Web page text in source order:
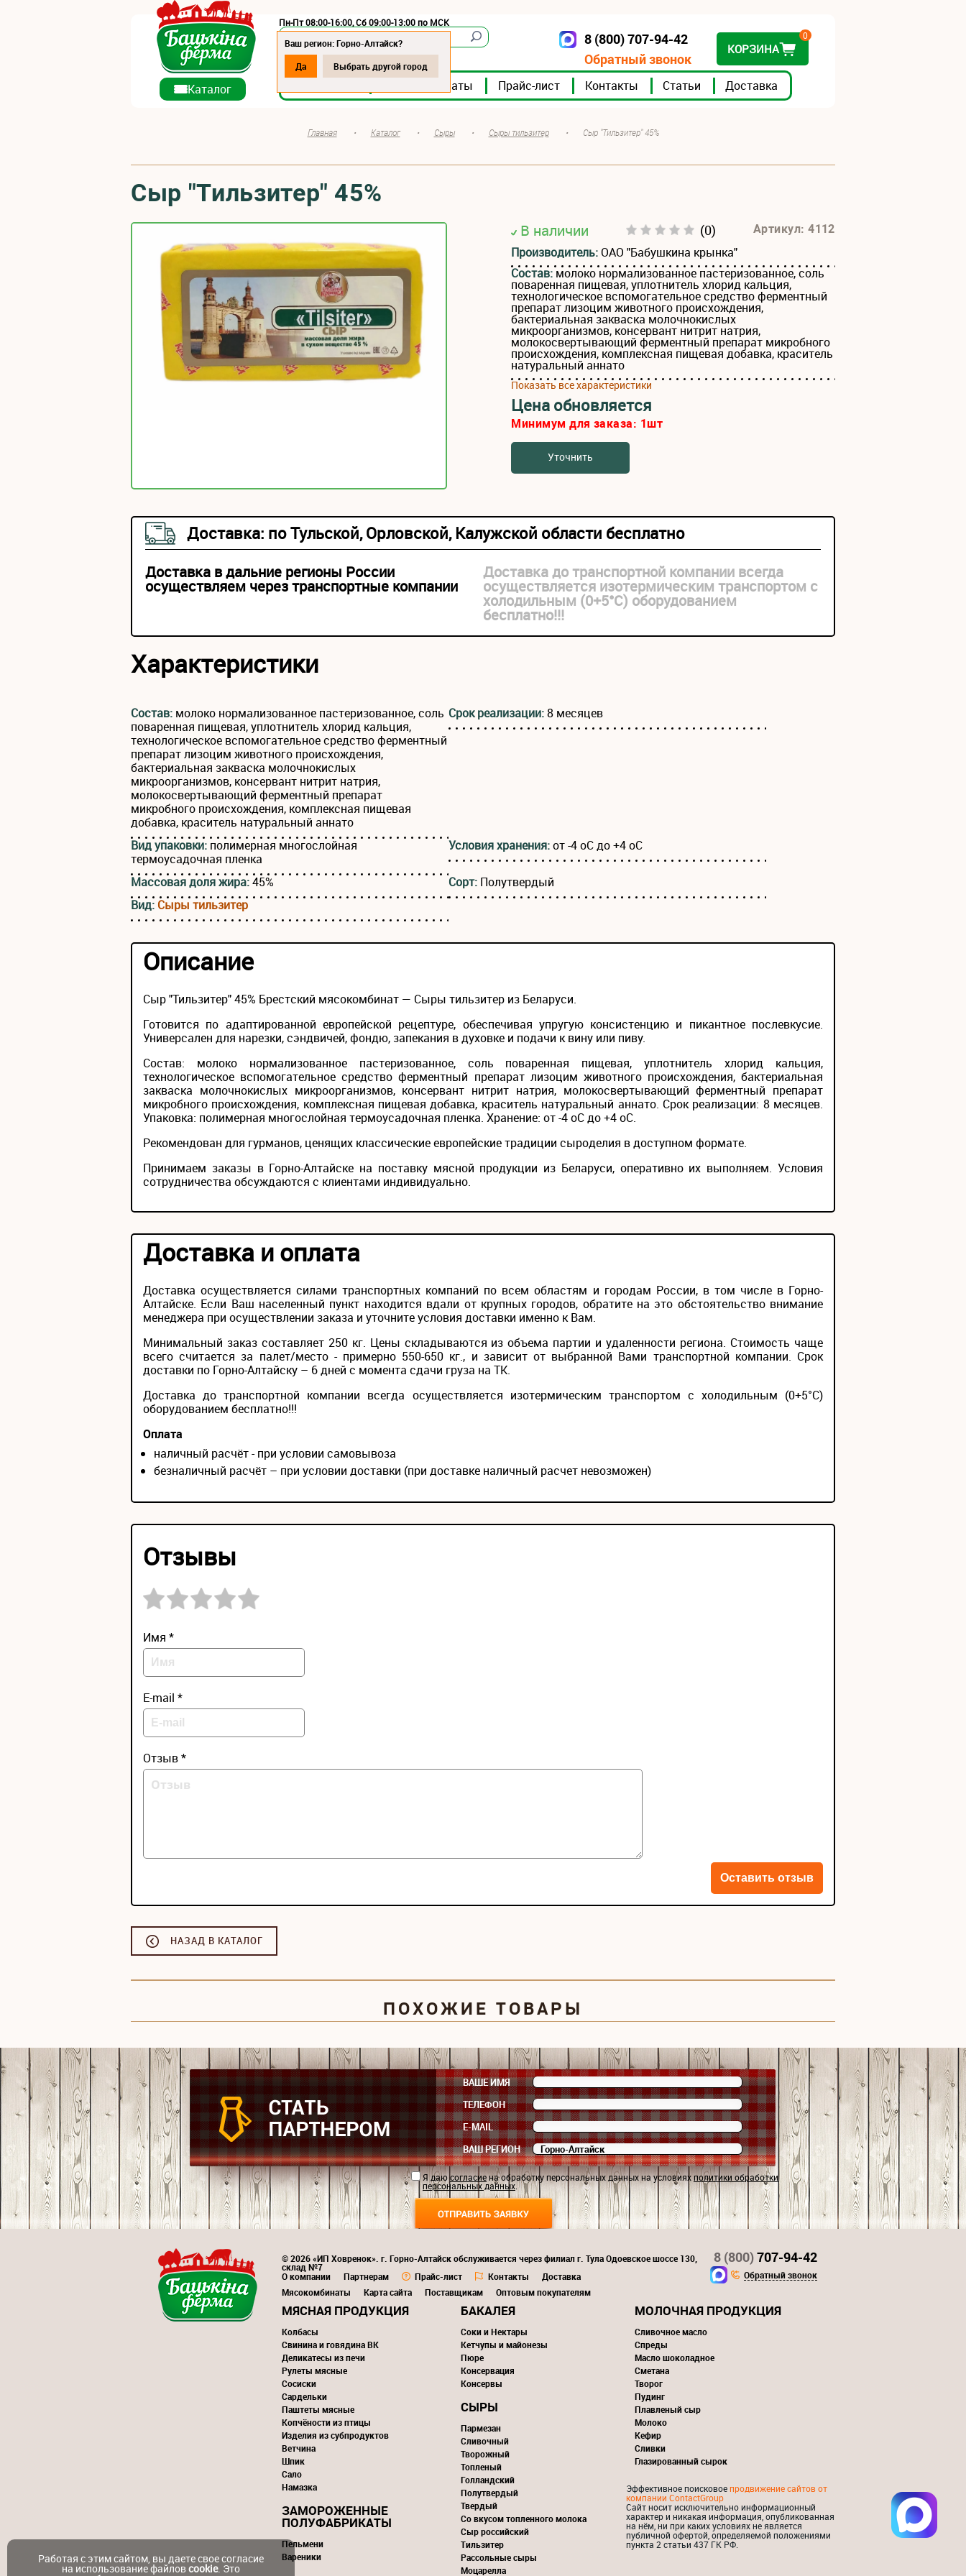
Пн-Пт 08:00-16:00, Сб 09:00-13:00 по МСК
Мясокомбинаты Прайс-лист Контакты Статьи Доставка
8 (800) 707-94-42
Обратный звонок
КОРЗИНА
0
Ваш регион: Горно-Алтайск?
Да
Выбрать другой город
Каталог
Главная • Каталог • Сыры • Сыры тильзитер • Сыр "Тильзитер" 45%
Сыр "Тильзитер" 45%
В наличии (0) Артикул: 4112
Производитель:ОАО "Бабушкина крынка"
Состав: молоко нормализованное пастеризованное, соль
поваренная пищевая, уплотнитель хлорид кальция,
технологическое вспомогательное средство ферментный
препарат лизоцим животного происхождения,
бактериальная закваска молочнокислых
микроорганизмов, консервант нитрит натрия,
молокосвертывающий ферментный препарат микробного
происхождения, комплексная пищевая добавка, краситель
натуральный аннато
Показать все характеристики
Цена обновляется
Минимум для заказа: 1шт
Уточнить
Доставка: по Тульской, Орловской, Калужской области бесплатно
Доставка в дальние регионы России
осуществляем через транспортные компании
Доставка до транспортной компании всегда
осуществляется изотермическим транспортом с
холодильным (0+5°С) оборудованием
бесплатно!!!
Характеристики
Состав: молоко нормализованное пастеризованное, соль
поваренная пищевая, уплотнитель хлорид кальция,
технологическое вспомогательное средство ферментный
препарат лизоцим животного происхождения,
бактериальная закваска молочнокислых
микроорганизмов, консервант нитрит натрия,
молокосвертывающий ферментный препарат
микробного происхождения, комплексная пищевая
добавка, краситель натуральный аннато
Срок реализации:8 месяцев
Вид упаковки: полимерная многослойная
термоусадочная пленка
Условия хранения:от -4 оС до +4 оС
Массовая доля жира:45% Сорт: Полутвердый
Вид: Сыры тильзитер
Описание
Сыр "Тильзитер" 45% Брестский мясокомбинат — Сыры тильзитер из Беларуси.
Готовится по адаптированной европейской рецептуре, обеспечивая упругую консистенцию и пикантное послевкусие.
Универсален для нарезки, сэндвичей, фондю, запекания в духовке и подачи к вину или пиву.
Состав: молоко нормализованное пастеризованное, соль поваренная пищевая, уплотнитель хлорид кальция,
технологическое вспомогательное средство ферментный препарат лизоцим животного происхождения, бактериальная
закваска молочнокислых микроорганизмов, консервант нитрит натрия, молокосвертывающий ферментный препарат
микробного происхождения, комплексная пищевая добавка, краситель натуральный аннато. Срок реализации: 8 месяцев.
Упаковка: полимерная многослойная термоусадочная пленка. Хранение: от -4 оС до +4 оС.
Рекомендован для гурманов, ценящих классические европейские традиции сыроделия в доступном формате.
Принимаем заказы в Горно-Алтайске на поставку мясной продукции из Беларуси, оперативно их выполняем. Условия
сотрудничества обсуждаются с клиентами индивидуально.
Доставка и оплата
Доставка осуществляется силами транспортных компаний по всем областям и городам России, в том числе в Горно-
Алтайске. Если Ваш населенный пункт находится вдали от крупных городов, обратите на это обстоятельство внимание
менеджера при осуществлении заказа и уточните условия доставки именно к Вам.
Минимальный заказ составляет 250 кг. Цены складываются из объема партии и удаленности региона. Стоимость чаще
всего считается за палет/место - примерно 550-650 кг., и зависит от выбранной Вами транспортной компании. Срок
доставки по Горно-Алтайску – 6 дней с момента сдачи груза на ТК.
Доставка до транспортной компании всегда осуществляется изотермическим транспортом с холодильным (0+5°С)
оборудованием бесплатно!!!
Оплата
наличный расчёт - при условии самовывоза
безналичный расчёт – при условии доставки (при доставке наличный расчет невозможен)
Отзывы
Имя *
E-mail *
Отзыв *
НАЗАД В КАТАЛОГ
ПОХОЖИЕ ТОВАРЫ
ВАШЕ ИМЯ
ТЕЛЕФОН
E-MAIL
ВАШ РЕГИОН
Я даюсогласиена обработку персональных данных на условияхполитики обработки
персональных данных.
© 2026 «ИП Ховренок». г. Горно-Алтайск обслуживается через филиал г. Тула Одоевское шоссе 130,
склад №7
О компании
Партнерам Прайс-лист Контакты
Доставка
Мясокомбинаты
Карта сайта Поставщикам Оптовым покупателям
8 (800)707-94-42
Обратный звонок
МЯСНАЯ ПРОДУКЦИЯ
Колбасы
Свинина и говядина ВК
Деликатесы из печи
Рулеты мясные
Сосиски
Сардельки
Паштеты мясные
Копчёности из птицы
Изделия из субпродуктов
Ветчина
Шпик
Сало
Намазка
ЗАМОРОЖЕННЫЕ
ПОЛУФАБРИКАТЫ
Пельмени
Вареники
БАКАЛЕЯ
Соки и Нектары
Кетчупы и майонезы
Пюре
Консервация
Консервы
СЫРЫ
Пармезан
Сливочный
Творожный
Топленый
Голландский
Полутвердый
Твердый
Со вкусом топленного молока
Сыр российский
Тильзитер
Рассольные сыры
Моцарелла
МОЛОЧНАЯ ПРОДУКЦИЯ
Сливочное масло
Спреды
Масло шоколадное
Сметана
Творог
Пудинг
Плавленый сыр
Молоко
Кефир
Сливки
Глазированный сырок
Эффективное поисковоепродвижение сайтов от
компании ContactGroup
Сайт носит исключительно информационный
характер и никакая информация, опубликованная
на нём, ни при каких условиях не является
публичной офертой, определяемой положениями
пункта 2 статьи 437 ГК РФ.
Работая с этим сайтом, вы даете свое согласие
на использование файловcookie. Это